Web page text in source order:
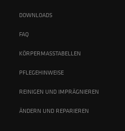
DOWNLOADS
FAQ
KÖRPERMASSTABELLEN
PFLEGEHINWEISE
REINIGEN UND IMPRÄGNIEREN
ÄNDERN UND REPARIEREN